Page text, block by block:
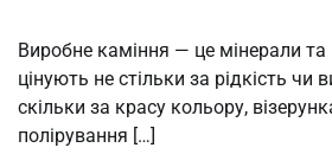
Виробне каміння — це мінерали та
цінують не стільки за рідкість чи
скільки за красу кольору,
полірування […]